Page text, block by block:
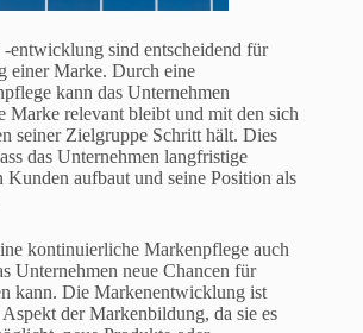
entwicklung sind entscheidend für
einer Marke. Durch eine
kann das Unternehmen
Marke relevant bleibt und mit den sich
seiner Zielgruppe Schritt hält. Dies
das Unternehmen langfristige
Kunden aufbaut und seine Position als
kontinuierliche Markenpflege auch
Unternehmen neue Chancen für
kann. Die Markenentwicklung ist
der Markenbildung, da sie es